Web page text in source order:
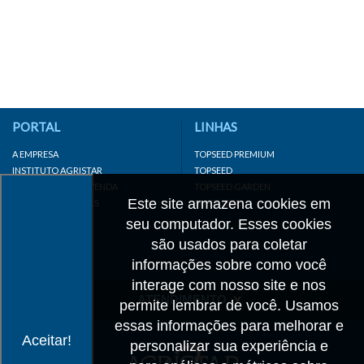
Aceitar!
Este site armazena cookies em
seu computador. Esses cookies
são usados para coletar
informações sobre como você
interage com nosso site e nos
permite lembrar de você. Usamos
essas informações para melhorar e
personalizar sua experiência e
PORTAL
A EMPRESA
INSTITUTO AGRISTAR
DISTRIBUIDOR/REVENDA
LINKS IMPORTANTES
LINHAS
TOPSEED PREMIUM
TOPSEED
TOPSEED GARDEN
SUPERSEED
ATENDIMENTO